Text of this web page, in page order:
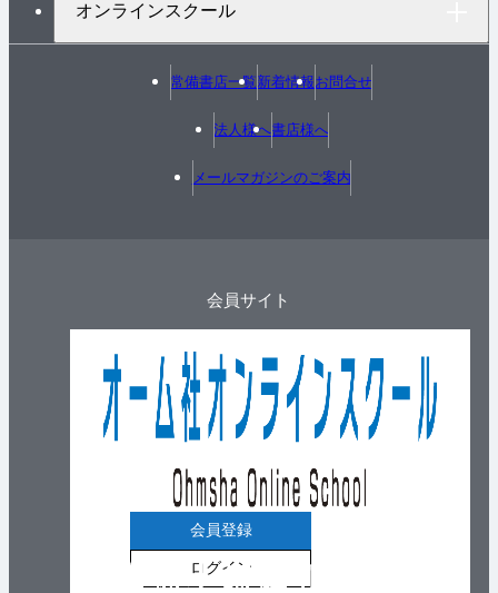
オンラインスクール
常備書店一覧新着情報お問合せ
法人様へ書店様へ
メールマガジンのご案内
会員サイト
会員登録
ログイン